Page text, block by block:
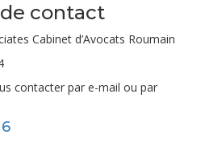
contact
Cabinet d’Avocats Roumain
contacter par e-mail ou par